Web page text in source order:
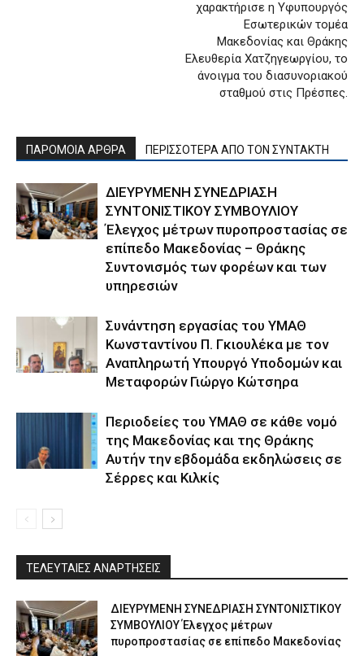
χαρακτήρισε η Υφυπουργός
Εσωτερικών τομέα
Μακεδονίας και Θράκης
Ελευθερία Χατζηγεωργίου, το
άνοιγμα του διασυνοριακού
σταθμού στις Πρέσπες.
ΠΑΡΟΜΟΙΑ ΑΡΘΡΑ ΠΕΡΙΣΣΟΤΕΡΑ ΑΠΟ ΤΟΝ ΣΥΝΤΑΚΤΗ
ΔΙΕΥΡΥΜΕΝΗ ΣΥΝΕΔΡΙΑΣΗ
ΣΥΝΤΟΝΙΣΤΙΚΟΥ ΣΥΜΒΟΥΛΙΟΥ
Έλεγχος μέτρων πυροπροστασίας σε
επίπεδο Μακεδονίας – Θράκης
Συντονισμός των φορέων και των
υπηρεσιών
Συνάντηση εργασίας του ΥΜΑΘ
Κωνσταντίνου Π. Γκιουλέκα με τον
Αναπληρωτή Υπουργό Υποδομών και
Μεταφορών Γιώργο Κώτσηρα
Περιοδείες του ΥΜΑΘ σε κάθε νομό
της Μακεδονίας και της Θράκης
Αυτήν την εβδομάδα εκδηλώσεις σε
Σέρρες και Κιλκίς
ΤΕΛΕΥΤΑΙΕΣ ΑΝΑΡΤΗΣΕΙΣ
ΔΙΕΥΡΥΜΕΝΗ ΣΥΝΕΔΡΙΑΣΗ ΣΥΝΤΟΝΙΣΤΙΚΟΥ
ΣΥΜΒΟΥΛΙΟΥ Έλεγχος μέτρων
πυροπροστασίας σε επίπεδο Μακεδονίας